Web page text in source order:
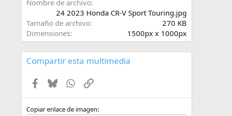
l
a
(
Nombre de archivo
24 2023 Honda CR-V Sport Touring.jpg
Tamaño de archivo
270 KB
Dimensiones
1500px x 1000px
Compartir esta multimedia
Facebook
BlueskyWhatsApp
Enlace
Copiar enlace de imagen